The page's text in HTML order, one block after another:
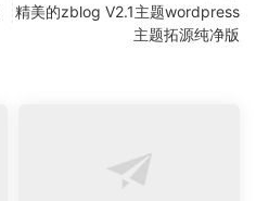
精美的zblog V2.1主题wordpress
主题拓源纯净版